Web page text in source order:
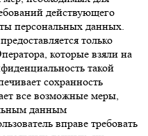
действующего
персональных данных.
только
которые взяли на
такой
сохранность
все возможные меры,
данным
вправе требовать